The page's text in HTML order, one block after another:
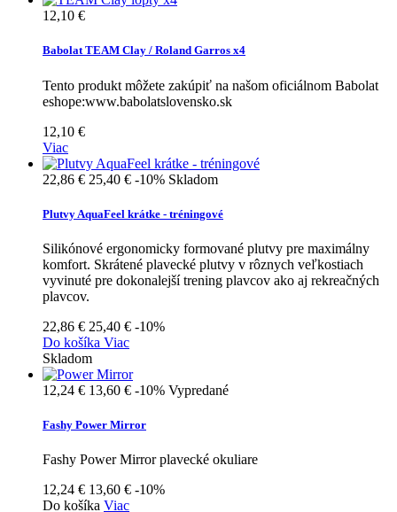
12,10 €
Babolat TEAM Clay / Roland Garros x4
Tento produkt môžete zakúpiť na našom oficiálnom Babolat
eshope:www.babolatslovensko.sk
12,10 €
Viac
22,86 € 25,40 € -10% Skladom
Plutvy AquaFeel krátke - tréningové
Silikónové ergonomicky formované plutvy pre maximálny
komfort. Skrátené plavecké plutvy v rôznych veľkostiach
vyvinuté pre dokonalejší trening plavcov ako aj rekreačných
plavcov.
22,86 € 25,40 € -10%
Do košíka Viac
Skladom
12,24 € 13,60 € -10% Vypredané
Fashy Power Mirror
Fashy Power Mirror plavecké okuliare
12,24 € 13,60 € -10%
Do košíka Viac